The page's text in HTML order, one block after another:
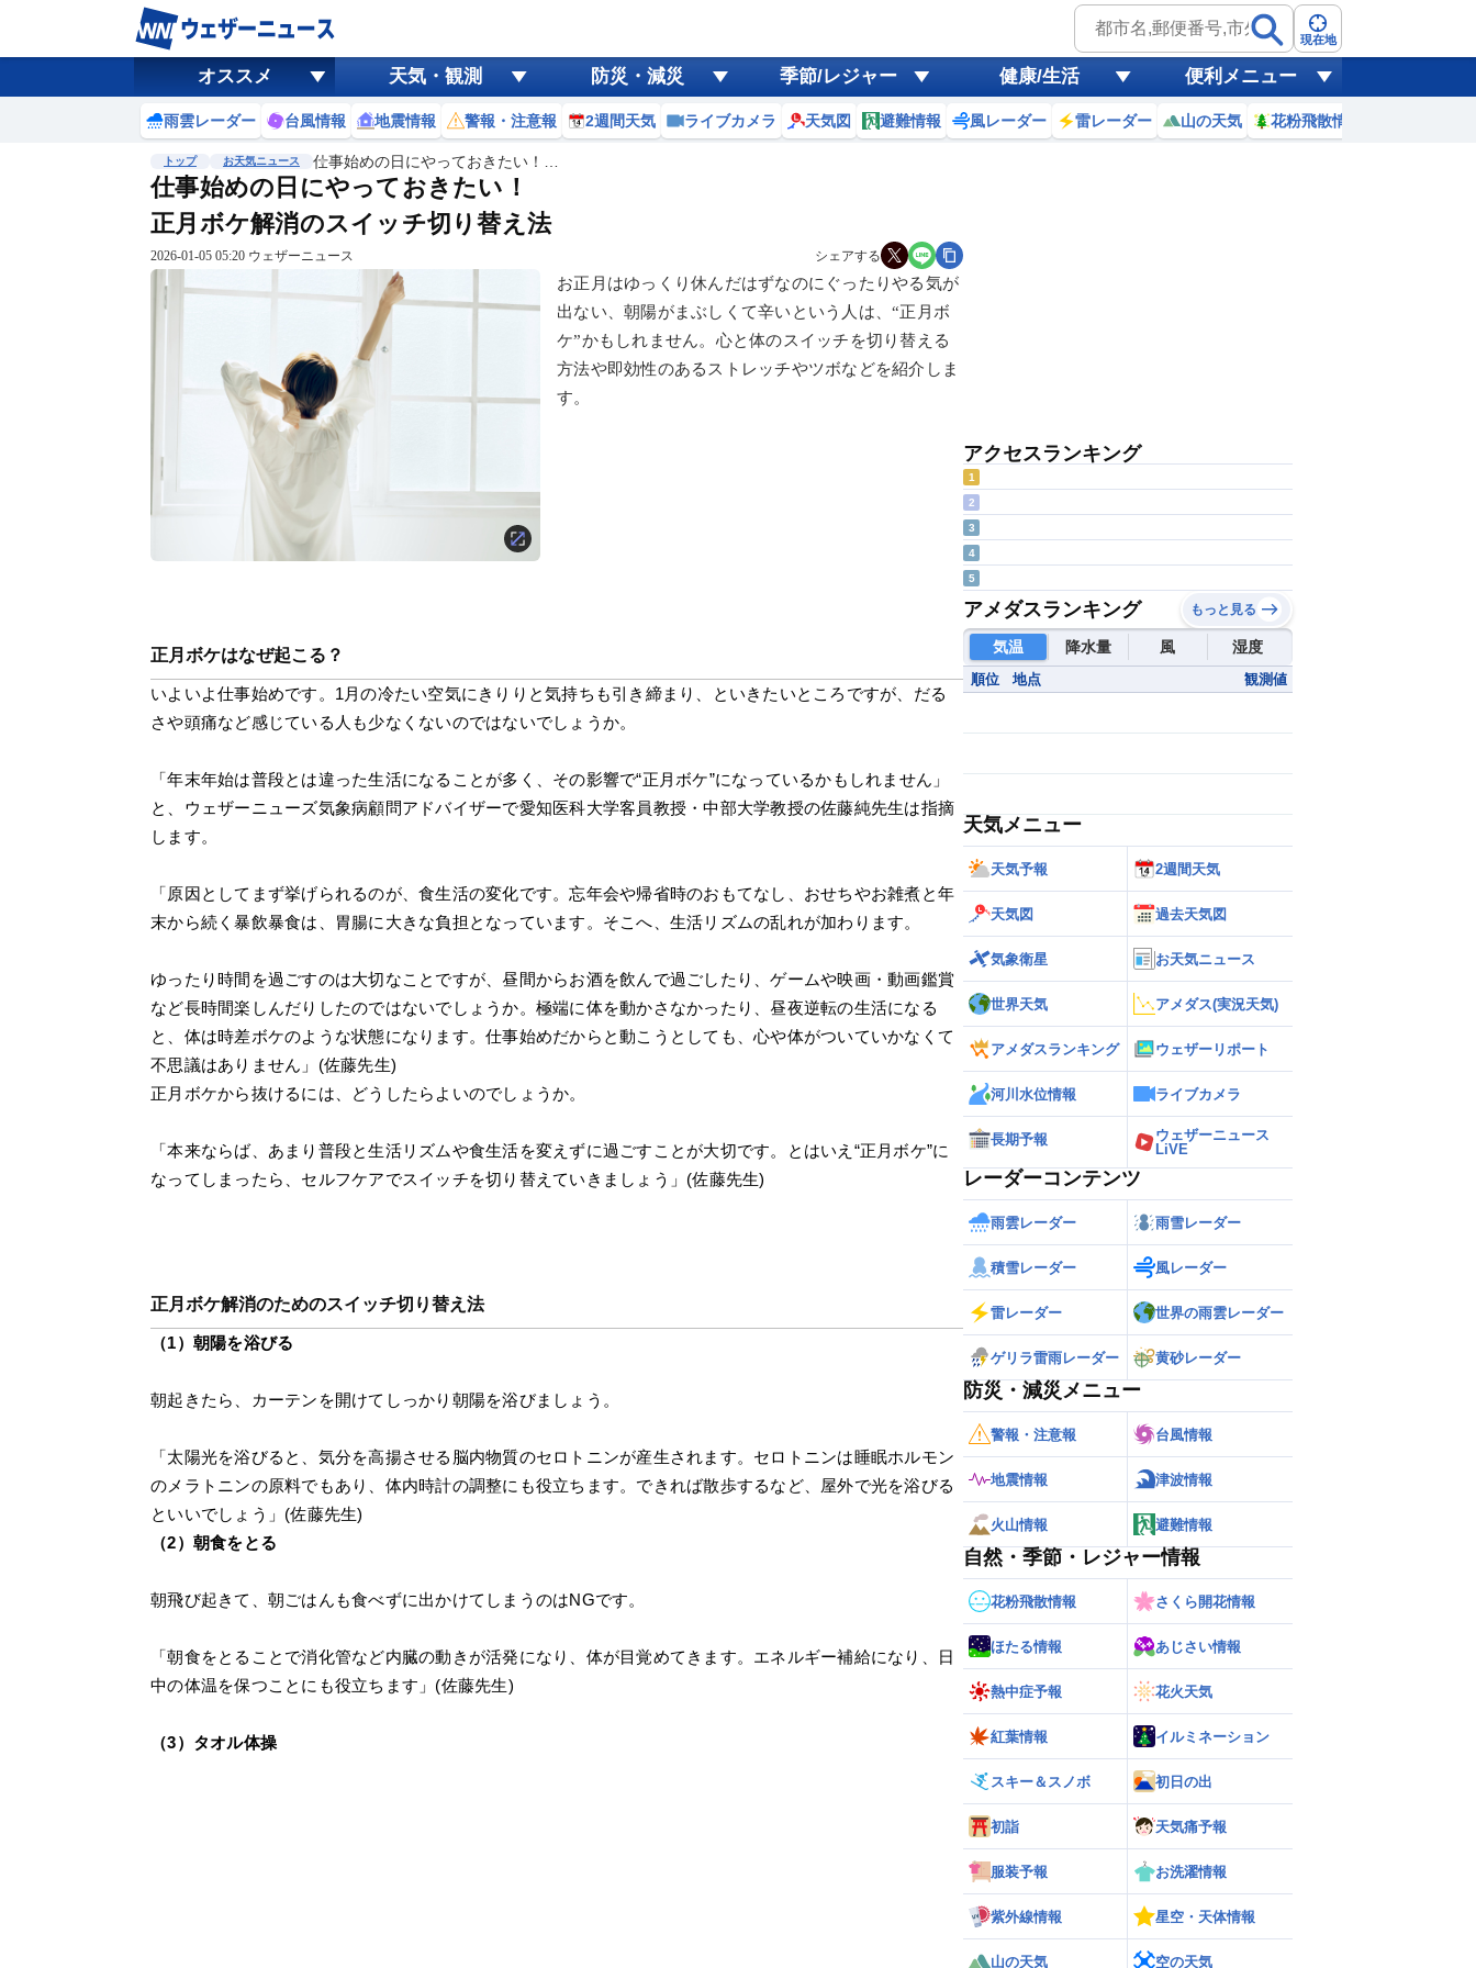
現在地
オススメ 天気・観測 防災・減災 季節/レジャー 健康/生活 便利メニュー
雨雲レーダー 台風情報 地震情報 警報・注意報 2週間天気 ライブカメラ 天気図 避難情報 風レーダー 雷レーダー 山の天気 花粉飛散情報
トップ お天気ニュース 仕事始めの日にやっておきたい！…
仕事始めの日にやっておきたい！
正月ボケ解消のスイッチ切り替え法
2026-01-05 05:20 ウェザーニュース シェアする
お正月はゆっくり休んだはずなのにぐったりやる気が
出ない、朝陽がまぶしくて辛いという人は、“正月ボ
ケ”かもしれません。心と体のスイッチを切り替える
方法や即効性のあるストレッチやツボなどを紹介しま
す。
正月ボケはなぜ起こる？
いよいよ仕事始めです。1月の冷たい空気にきりりと気持ちも引き締まり、といきたいところですが、だる
さや頭痛など感じている人も少なくないのではないでしょうか。
「年末年始は普段とは違った生活になることが多く、その影響で“正月ボケ”になっているかもしれません」
と、ウェザーニューズ気象病顧問アドバイザーで愛知医科大学客員教授・中部大学教授の佐藤純先生は指摘
します。
「原因としてまず挙げられるのが、食生活の変化です。忘年会や帰省時のおもてなし、おせちやお雑煮と年
末から続く暴飲暴食は、胃腸に大きな負担となっています。そこへ、生活リズムの乱れが加わります。
ゆったり時間を過ごすのは大切なことですが、昼間からお酒を飲んで過ごしたり、ゲームや映画・動画鑑賞
など長時間楽しんだりしたのではないでしょうか。極端に体を動かさなかったり、昼夜逆転の生活になる
と、体は時差ボケのような状態になります。仕事始めだからと動こうとしても、心や体がついていかなくて
不思議はありません」(佐藤先生)
正月ボケから抜けるには、どうしたらよいのでしょうか。
「本来ならば、あまり普段と生活リズムや食生活を変えずに過ごすことが大切です。とはいえ“正月ボケ”に
なってしまったら、セルフケアでスイッチを切り替えていきましょう」(佐藤先生)
正月ボケ解消のためのスイッチ切り替え法
（1）朝陽を浴びる
朝起きたら、カーテンを開けてしっかり朝陽を浴びましょう。
「太陽光を浴びると、気分を高揚させる脳内物質のセロトニンが産生されます。セロトニンは睡眠ホルモン
のメラトニンの原料でもあり、体内時計の調整にも役立ちます。できれば散歩するなど、屋外で光を浴びる
といいでしょう」(佐藤先生)
（2）朝食をとる
朝飛び起きて、朝ごはんも食べずに出かけてしまうのはNGです。
「朝食をとることで消化管など内臓の動きが活発になり、体が目覚めてきます。エネルギー補給になり、日
中の体温を保つことにも役立ちます」(佐藤先生)
（3）タオル体操
アクセスランキング
1
2
3
4
5
アメダスランキング もっと見る
気温 降水量 風 湿度
順位 地点 観測値
天気メニュー
天気予報 2週間天気
天気図 過去天気図
気象衛星 お天気ニュース
世界天気 アメダス(実況天気)
アメダスランキング ウェザーリポート
河川水位情報 ライブカメラ
長期予報
ウェザーニュース
LiVE
レーダーコンテンツ
雨雲レーダー 雨雪レーダー
積雪レーダー 風レーダー
雷レーダー 世界の雨雲レーダー
ゲリラ雷雨レーダー 黄砂レーダー
防災・減災メニュー
警報・注意報 台風情報
地震情報 津波情報
火山情報 避難情報
自然・季節・レジャー情報
花粉飛散情報 さくら開花情報
ほたる情報 あじさい情報
熱中症予報 花火天気
紅葉情報 イルミネーション
スキー＆スノボ 初日の出
初詣 天気痛予報
服装予報 お洗濯情報
紫外線情報 星空・天体情報
山の天気 空の天気